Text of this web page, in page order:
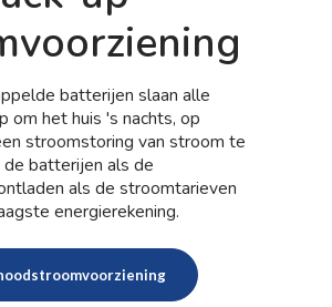
batterijen slaan alle
om het huis 's nachts, op
stroomstoring van stroom te
batterijen als de
als de stroomtarieven
energierekening.